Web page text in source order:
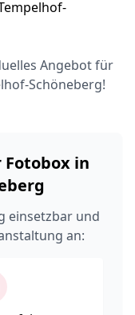
Angebot für
Schöneberg!
Fotobox in
einsetzbar und
an: